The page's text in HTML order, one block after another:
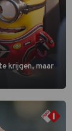
krijgen, maar